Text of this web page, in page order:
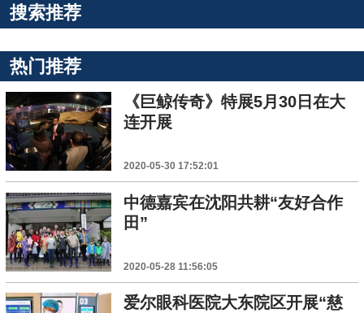
搜索推荐
热门推荐
《巨鲸传奇》特展5月30日在大
连开展
2020-05-30 17:52:01
中德嘉宾在沈阳共耕“友好合作
田”
2020-05-28 11:56:05
爱尔眼科医院大东院区开展“慈